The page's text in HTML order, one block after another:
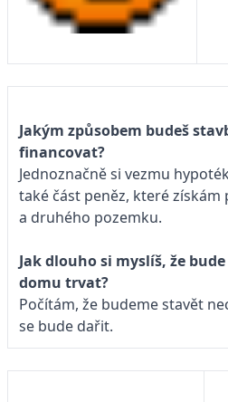
Jakým způsobem budeš
financovat?
Jednoznačně si vezmu
také část peněz, které
a druhého pozemku.
Jak dlouho si myslíš, že
domu trvat?
Počítám, že budeme stavět
se bude dařit.